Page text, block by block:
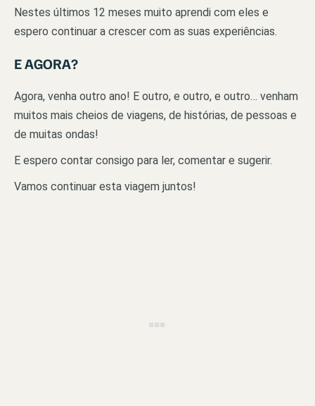
Nestes últimos 12 meses muito aprendi com eles e
espero continuar a crescer com as suas experiências.
E AGORA?
Agora, venha outro ano! E outro, e outro, e outro… venham
muitos mais cheios de viagens, de histórias, de pessoas e
de muitas ondas!
E espero contar consigo para ler, comentar e sugerir.
Vamos continuar esta viagem juntos!